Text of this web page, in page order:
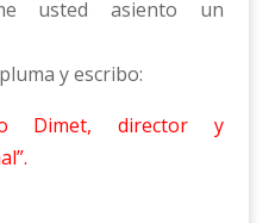
usted asiento un
y escribo:
Dimet, director y